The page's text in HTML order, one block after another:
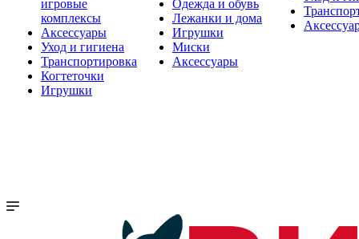
игровые
комплексы
Аксессуары
Уход и гигиена
Транспортировка
Когтеточки
Игрушки
Одежда и обувь
Лежанки и дома
Игрушки
Миски
Аксессуары